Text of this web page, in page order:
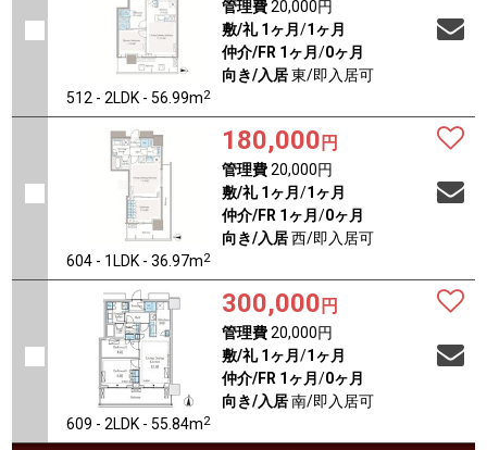
512 - 2LDK - 56.99m2
管理費20,000円
敷/礼 1ヶ月 /1ヶ月
仲介/FR 1ヶ月 /0ヶ月
向き/入居東/即入居可
604 - 1LDK - 36.97m2
180,000 円
管理費20,000円
敷/礼 1ヶ月 /1ヶ月
仲介/FR 1ヶ月 /0ヶ月
向き/入居西/即入居可
609 - 2LDK - 55.84m2
300,000 円
管理費20,000円
敷/礼 1ヶ月 /1ヶ月
仲介/FR 1ヶ月 /0ヶ月
向き/入居南/即入居可